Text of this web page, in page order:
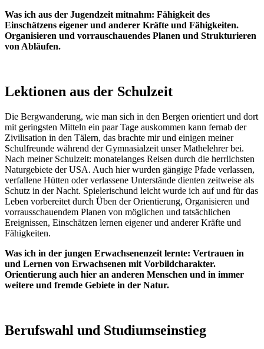
Was ich aus der Jugendzeit mitnahm: Fähigkeit des
Einschätzens eigener und anderer Kräfte und Fähigkeiten.
Organisieren und vorrauschauendes Planen und Strukturieren
von Abläufen.
Lektionen aus der Schulzeit
Die Bergwanderung, wie man sich in den Bergen orientiert und dort
mit geringsten Mitteln ein paar Tage auskommen kann fernab der
Zivilisation in den Tälern, das brachte mir und einigen meiner
Schulfreunde während der Gymnasialzeit unser Mathelehrer bei.
Nach meiner Schulzeit: monatelanges Reisen durch die herrlichsten
Naturgebiete der USA. Auch hier wurden gängige Pfade verlassen,
verfallene Hütten oder verlassene Unterstände dienten zeitweise als
Schutz in der Nacht. Spielerischund leicht wurde ich auf und für das
Leben vorbereitet durch Üben der Orientierung, Organisieren und
vorrausschauendem Planen von möglichen und tatsächlichen
Ereignissen, Einschätzen lernen eigener und anderer Kräfte und
Fähigkeiten.
Was ich in der jungen Erwachsenenzeit lernte: Vertrauen in
und Lernen von Erwachsenen mit Vorbildcharakter.
Orientierung auch hier an anderen Menschen und in immer
weitere und fremde Gebiete in der Natur.
Berufswahl und Studiumseinstieg